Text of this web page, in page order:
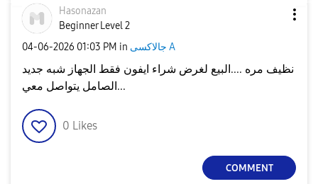
Hasonazan
Beginner Level 2
‎04-06-2026 01:03 PM in جالاكسى A
نظيف مره ....البيع لغرض شراء ايفون فقط الجهاز شبه جديد
0 Likes
COMMENT